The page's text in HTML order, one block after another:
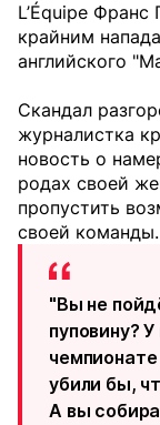
L’Équipe Франс
крайним
английского
Скандал
журналистка
новость о
родах своей
пропустить
своей команды.
"Вы не
пуповину?
убили бы,
А вы